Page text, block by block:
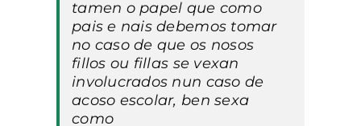
tamen o papel que como
pais e nais debemos tomar
no caso de que os nosos
fillos ou fillas se vexan
involucrados nun caso de
acoso escolar, ben sexa
como